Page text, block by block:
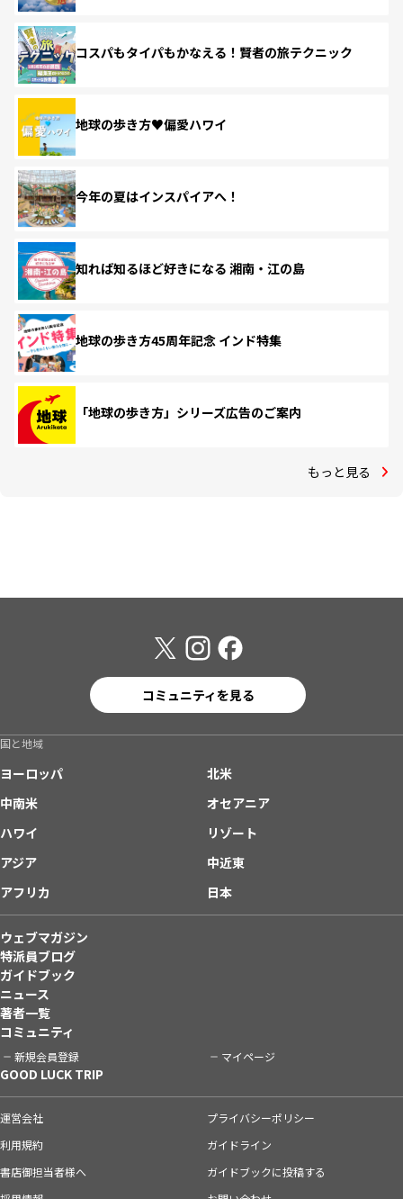
コスパもタイパもかなえる！賢者の旅テクニック
地球の歩き方♥偏愛ハワイ
今年の夏はインスパイアへ！
知れば知るほど好きになる 湘南・江の島
地球の歩き方45周年記念 インド特集
「地球の歩き方」シリーズ広告のご案内
もっと見る
コミュニティを見る
国と地域
ヨーロッパ
北米
中南米
オセアニア
ハワイ
リゾート
アジア
中近東
アフリカ
日本
ウェブマガジン
特派員ブログ
ガイドブック
ニュース
著者一覧
コミュニティ
新規会員登録 マイページ
GOOD LUCK TRIP
運営会社
プライバシーポリシー
利用規約
ガイドライン
書店御担当者様へ
ガイドブックに投稿する